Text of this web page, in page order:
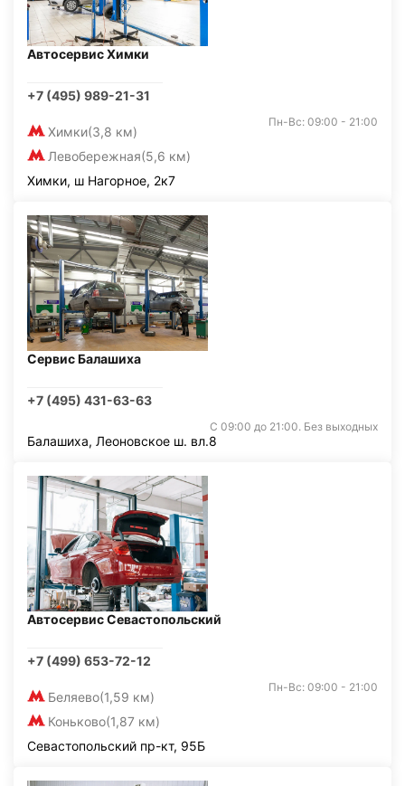
Автосервис Химки
+7 (495) 989-21-31
Химки(3,8 км)
Левобережная(5,6 км)
Пн-Вс: 09:00 - 21:00
Химки, ш Нагорное, 2к7
Сервис Балашиха
+7 (495) 431-63-63
С 09:00 до 21:00. Без выходных
Балашиха, Леоновское ш. вл.8
Автосервис Севастопольский
+7 (499) 653-72-12
Беляево(1,59 км)
Коньково(1,87 км)
Пн-Вс: 09:00 - 21:00
Севастопольский пр-кт, 95Б